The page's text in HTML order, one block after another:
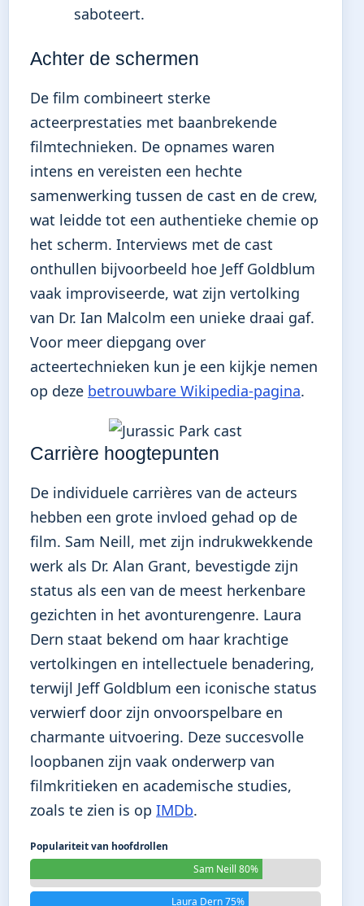
saboteert.
Achter de schermen
De film combineert sterke
acteerprestaties met baanbrekende
filmtechnieken. De opnames waren
intens en vereisten een hechte
samenwerking tussen de cast en de crew,
wat leidde tot een authentieke chemie op
het scherm. Interviews met de cast
onthullen bijvoorbeeld hoe Jeff Goldblum
vaak improviseerde, wat zijn vertolking
van Dr. Ian Malcolm een unieke draai gaf.
Voor meer diepgang over
acteertechnieken kun je een kijkje nemen
op deze betrouwbare Wikipedia-pagina.
Carrière hoogtepunten
De individuele carrières van de acteurs
hebben een grote invloed gehad op de
film. Sam Neill, met zijn indrukwekkende
werk als Dr. Alan Grant, bevestigde zijn
status als een van de meest herkenbare
gezichten in het avonturengenre. Laura
Dern staat bekend om haar krachtige
vertolkingen en intellectuele benadering,
terwijl Jeff Goldblum een iconische status
verwierf door zijn onvoorspelbare en
charmante uitvoering. Deze succesvolle
loopbanen zijn vaak onderwerp van
filmkritieken en academische studies,
zoals te zien is op IMDb.
Populariteit van hoofdrollen
Sam Neill 80%
Laura Dern 75%